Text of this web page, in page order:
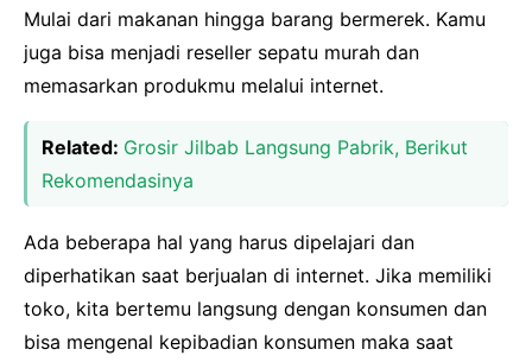
Mulai dari makanan hingga barang bermerek. Kamu
juga bisa menjadi reseller sepatu murah dan
memasarkan produkmu melalui internet.
Related: Grosir Jilbab Langsung Pabrik, Berikut
Rekomendasinya
Ada beberapa hal yang harus dipelajari dan
diperhatikan saat berjualan di internet. Jika memiliki
toko, kita bertemu langsung dengan konsumen dan
bisa mengenal kepibadian konsumen maka saat